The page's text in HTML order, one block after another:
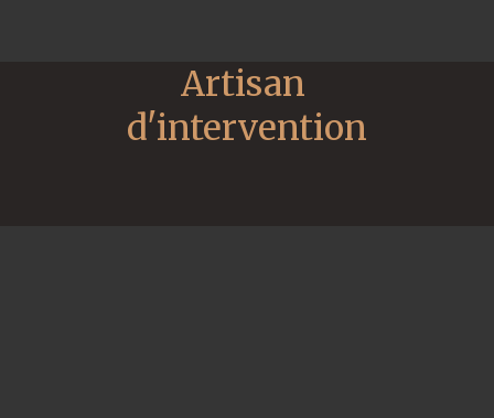
Artisan
d'intervention